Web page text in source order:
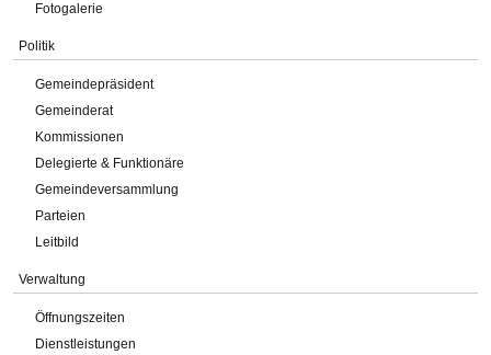
Fotogalerie
Politik
Gemeindepräsident
Gemeinderat
Kommissionen
Delegierte & Funktionäre
Gemeindeversammlung
Parteien
Leitbild
Verwaltung
Öffnungszeiten
Dienstleistungen